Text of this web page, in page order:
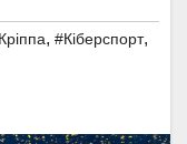
, #Кіберспорт,